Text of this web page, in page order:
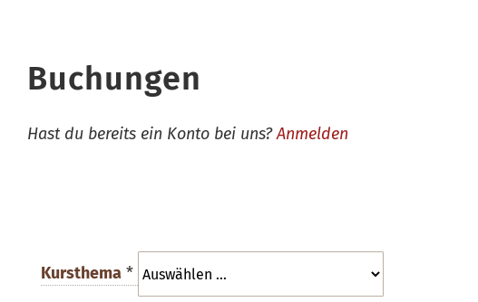
Buchungen
Hast du bereits ein Konto bei uns?Anmelden
Kursthema *